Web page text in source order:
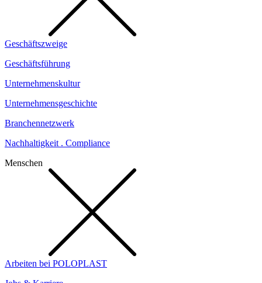
Geschäftszweige
Geschäftsführung
Unternehmenskultur
Unternehmensgeschichte
Branchennetzwerk
Nachhaltigkeit . Compliance
Menschen
Arbeiten bei POLOPLAST